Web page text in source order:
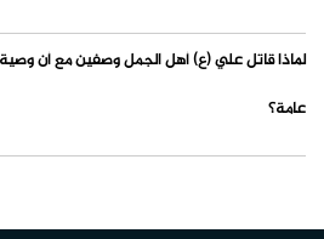
لماذا قاتل علي (ع) أهل الجمل وصفين مع أن
عامة؟